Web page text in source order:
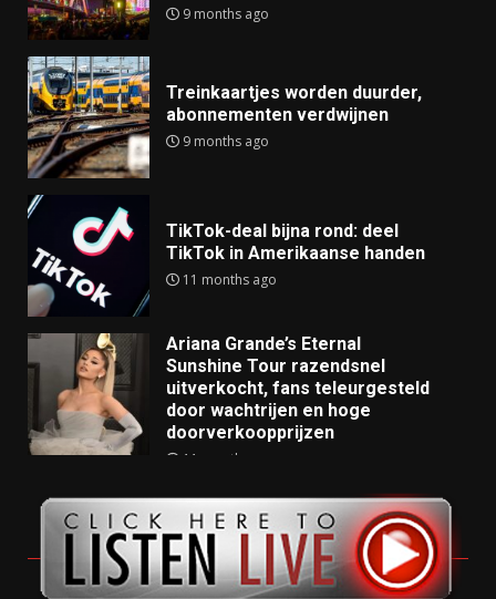
9 months ago
Treinkaartjes worden duurder,
abonnementen verdwijnen
9 months ago
TikTok-deal bijna rond: deel
TikTok in Amerikaanse handen
11 months ago
Ariana Grande’s Eternal
Sunshine Tour razendsnel
uitverkocht, fans teleurgesteld
door wachtrijen en hoge
doorverkoopprijzen
11 months ago